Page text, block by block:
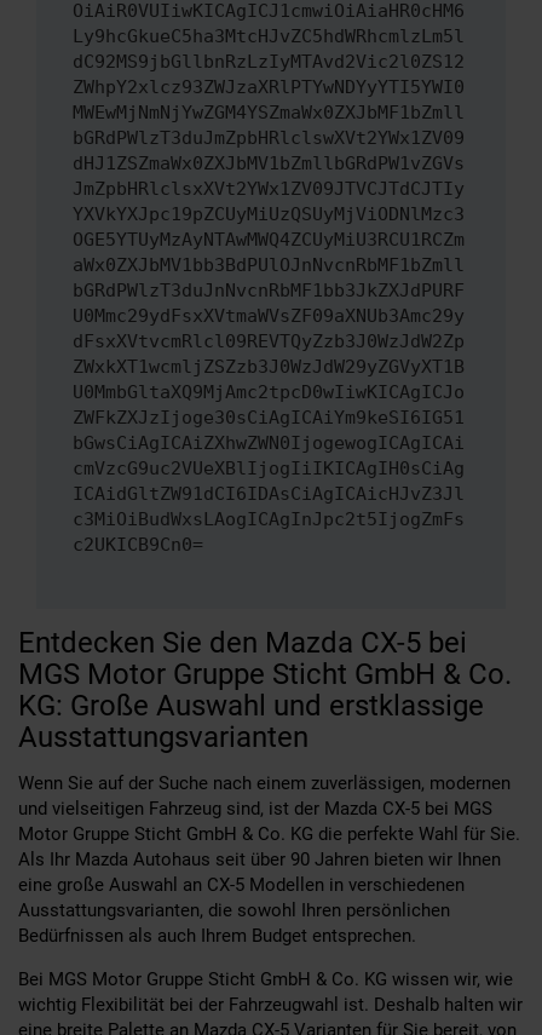
OiAiR0VUIiwKICAgICJ1cmwiOiAiaHR0cHM6
Ly9hcGkueC5ha3MtcHJvZC5hdWRhcmlzLm5l
dC92MS9jbGllbnRzLzIyMTAvd2Vic2l0ZS12
ZWhpY2xlcz93ZWJzaXRlPTYwNDYyYTI5YWI0
MWEwMjNmNjYwZGM4YSZmaWx0ZXJbMF1bZmll
bGRdPWlzT3duJmZpbHRlclswXVt2YWx1ZV09
dHJ1ZSZmaWx0ZXJbMV1bZmllbGRdPW1vZGVs
JmZpbHRlclsxXVt2YWx1ZV09JTVCJTdCJTIy
YXVkYXJpc19pZCUyMiUzQSUyMjViODNlMzc3
OGE5YTUyMzAyNTAwMWQ4ZCUyMiU3RCU1RCZm
aWx0ZXJbMV1bb3BdPUlOJnNvcnRbMF1bZmll
bGRdPWlzT3duJnNvcnRbMF1bb3JkZXJdPURF
U0Mmc29ydFsxXVtmaWVsZF09aXNUb3Amc29y
dFsxXVtvcmRlcl09REVTQyZzb3J0WzJdW2Zp
ZWxkXT1wcmljZSZzb3J0WzJdW29yZGVyXT1B
U0MmbGltaXQ9MjAmc2tpcD0wIiwKICAgICJo
ZWFkZXJzIjoge30sCiAgICAiYm9keSI6IG51
bGwsCiAgICAiZXhwZWN0IjogewogICAgICAi
cmVzcG9uc2VUeXBlIjogIiIKICAgIH0sCiAg
ICAidGltZW91dCI6IDAsCiAgICAicHJvZ3Jl
c3MiOiBudWxsLAogICAgInJpc2t5IjogZmFs
c2UKICB9Cn0=
Entdecken Sie den Mazda CX-5 bei
MGS Motor Gruppe Sticht GmbH & Co.
KG: Große Auswahl und erstklassige
Ausstattungsvarianten
Wenn Sie auf der Suche nach einem zuverlässigen, modernen
und vielseitigen Fahrzeug sind, ist der Mazda CX-5 bei MGS
Motor Gruppe Sticht GmbH & Co. KG die perfekte Wahl für Sie.
Als Ihr Mazda Autohaus seit über 90 Jahren bieten wir Ihnen
eine große Auswahl an CX-5 Modellen in verschiedenen
Ausstattungsvarianten, die sowohl Ihren persönlichen
Bedürfnissen als auch Ihrem Budget entsprechen.
Bei MGS Motor Gruppe Sticht GmbH & Co. KG wissen wir, wie
wichtig Flexibilität bei der Fahrzeugwahl ist. Deshalb halten wir
eine breite Palette an Mazda CX-5 Varianten für Sie bereit, von